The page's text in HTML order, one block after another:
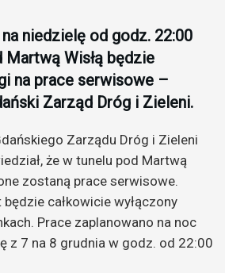
niedzielę od godz. 22:00
Martwą Wisłą będzie
na prace serwisowe –
Zarząd Dróg i Zieleni.
Zarządu Dróg i Zieleni
że w tunelu pod Martwą
zostaną prace serwisowe.
całkowicie wyłączony
Prace zaplanowano na noc
z 7 na 8 grudnia w godz. od 22:00